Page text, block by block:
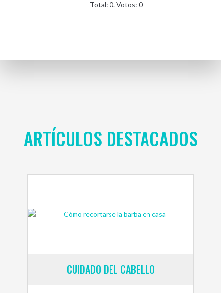
Total:0. Votos:0
ARTÍCULOS DESTACADOS
CUIDADO DEL CABELLO